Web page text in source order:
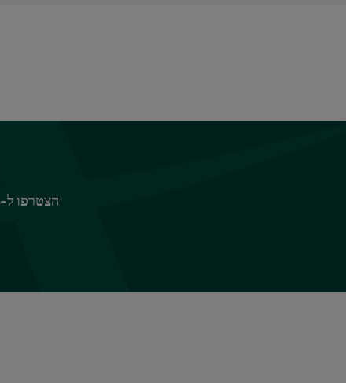
הצטרפו ל-Sparks כדי ליהנות מפינוקים ומהטבות, החל ב-10% הנחה על ביגוד וציוד לבית